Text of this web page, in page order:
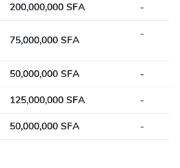
200,000,000 SFA
-
75,000,000 SFA
-
50,000,000 SFA
-
125,000,000 SFA
-
50,000,000 SFA -